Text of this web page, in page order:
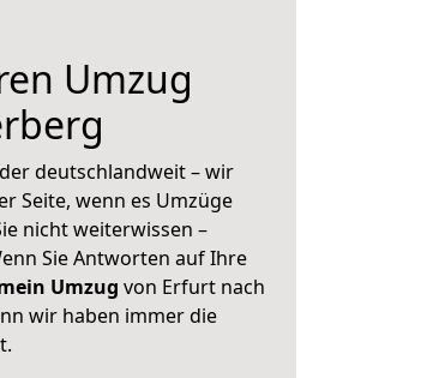
Umzug
deutschlandweit – wir
Seite, wenn es Umzüge
nicht weiterwissen –
Sie Antworten auf Ihre
Umzug von Erfurt nach
wir haben immer die